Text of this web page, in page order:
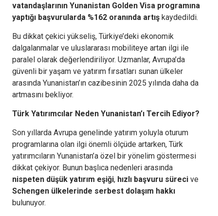
vatandaşlarının Yunanistan Golden Visa programına
yaptığı başvurularda %162 oranında artış kaydedildi.
Bu dikkat çekici yükseliş, Türkiye’deki ekonomik
dalgalanmalar ve uluslararası mobiliteye artan ilgi ile
paralel olarak değerlendiriliyor. Uzmanlar, Avrupa’da
güvenli bir yaşam ve yatırım fırsatları sunan ülkeler
arasında Yunanistan’ın cazibesinin 2025 yılında daha da
artmasını bekliyor.
Türk Yatırımcılar Neden Yunanistan’ı Tercih Ediyor?
Son yıllarda Avrupa genelinde yatırım yoluyla oturum
programlarına olan ilgi önemli ölçüde artarken, Türk
yatırımcıların Yunanistan’a özel bir yönelim göstermesi
dikkat çekiyor. Bunun başlıca nedenleri arasında
nispeten düşük yatırım eşiği, hızlı başvuru süreci ve
Schengen ülkelerinde serbest dolaşım hakkı
bulunuyor.